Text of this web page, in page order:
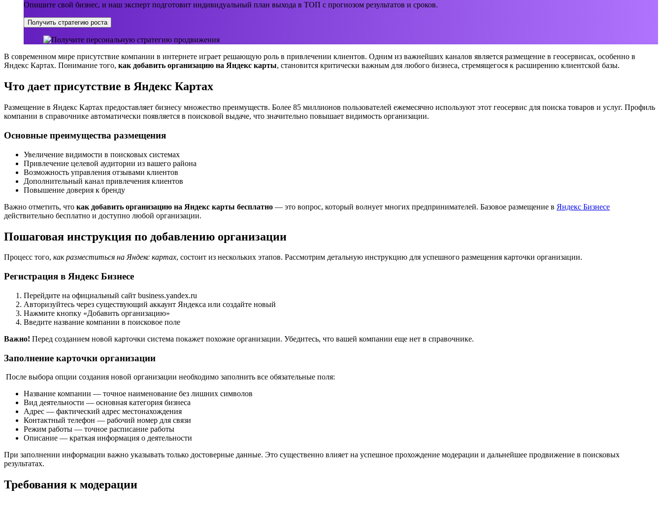
Опишите свой бизнес, и наш эксперт подготовит индивидуальный план выхода в ТОП с прогнозом результатов и сроков.
Получить стратегию роста
В современном мире присутствие компании в интернете играет решающую роль в привлечении клиентов. Одним из важнейших каналов является размещение в геосервисах, особенно в
Яндекс Картах. Понимание того, как добавить организацию на Яндекс карты, становится критически важным для любого бизнеса, стремящегося к расширению клиентской базы.
Что дает присутствие в Яндекс Картах
Размещение в Яндекс Картах предоставляет бизнесу множество преимуществ. Более 85 миллионов пользователей ежемесячно используют этот геосервис для поиска товаров и услуг. Профиль
компании в справочнике автоматически появляется в поисковой выдаче, что значительно повышает видимость организации.
Основные преимущества размещения
Увеличение видимости в поисковых системах
Привлечение целевой аудитории из вашего района
Возможность управления отзывами клиентов
Дополнительный канал привлечения клиентов
Повышение доверия к бренду
Важно отметить, что как добавить организацию на Яндекс карты бесплатно — это вопрос, который волнует многих предпринимателей. Базовое размещение в Яндекс Бизнесе
действительно бесплатно и доступно любой организации.
Пошаговая инструкция по добавлению организации
Процесс того, как разместиться на Яндекс картах, состоит из нескольких этапов. Рассмотрим детальную инструкцию для успешного размещения карточки организации.
Регистрация в Яндекс Бизнесе
Перейдите на официальный сайт business.yandex.ru
Авторизуйтесь через существующий аккаунт Яндекса или создайте новый
Нажмите кнопку «Добавить организацию»
Введите название компании в поисковое поле
Важно! Перед созданием новой карточки система покажет похожие организации. Убедитесь, что вашей компании еще нет в справочнике.
Заполнение карточки организации
После выбора опции создания новой организации необходимо заполнить все обязательные поля:
Название компании — точное наименование без лишних символов
Вид деятельности — основная категория бизнеса
Адрес — фактический адрес местонахождения
Контактный телефон — рабочий номер для связи
Режим работы — точное расписание работы
Описание — краткая информация о деятельности
При заполнении информации важно указывать только достоверные данные. Это существенно влияет на успешное прохождение модерации и дальнейшее продвижение в поисковых
результатах.
Требования к модерации